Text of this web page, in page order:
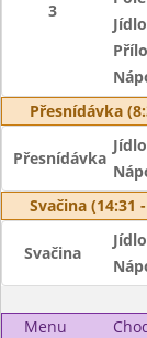
3
Jídlo
Přesnídávka
Přesnídávka
Jídlo
Svačina (14:31
Svačina
Jídlo
Menu